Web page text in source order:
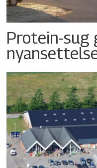
Protein-sug